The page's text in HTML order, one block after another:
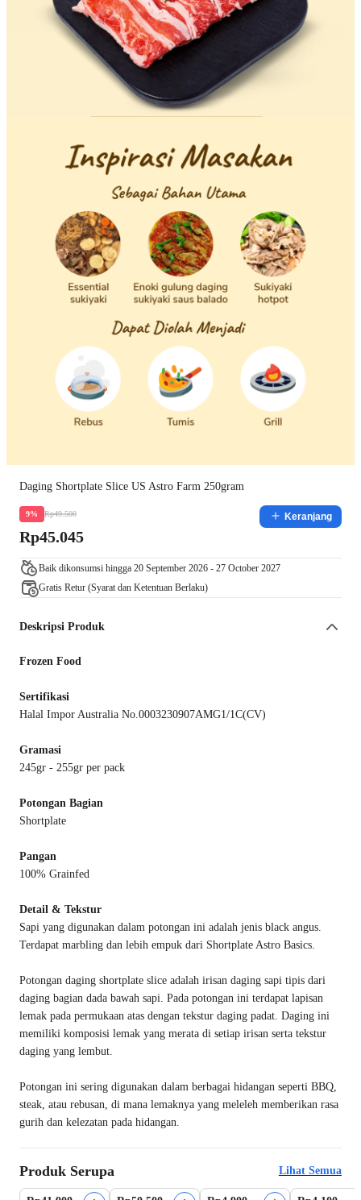
Daging Shortplate Slice US Astro Farm 250gram
9% Rp49.500
Rp45.045
Keranjang
Baik dikonsumsi hingga 20 September 2026 - 27 October 2027
Gratis Retur (Syarat dan Ketentuan Berlaku)
Deskripsi Produk
Frozen Food
Sertifikasi
Halal Impor Australia No.0003230907AMG1/1C(CV)
Gramasi
245gr - 255gr per pack
Potongan Bagian
Shortplate
Pangan
100% Grainfed
Detail & Tekstur
Sapi yang digunakan dalam potongan ini adalah jenis black angus.
Terdapat marbling dan lebih empuk dari Shortplate Astro Basics.
Potongan daging shortplate slice adalah irisan daging sapi tipis dari
daging bagian dada bawah sapi. Pada potongan ini terdapat lapisan
lemak pada permukaan atas dengan tekstur daging padat. Daging ini
memiliki komposisi lemak yang merata di setiap irisan serta tekstur
daging yang lembut.
Potongan ini sering digunakan dalam berbagai hidangan seperti BBQ,
steak, atau rebusan, di mana lemaknya yang meleleh memberikan rasa
gurih dan kelezatan pada hidangan.
Produk Serupa Lihat Semua